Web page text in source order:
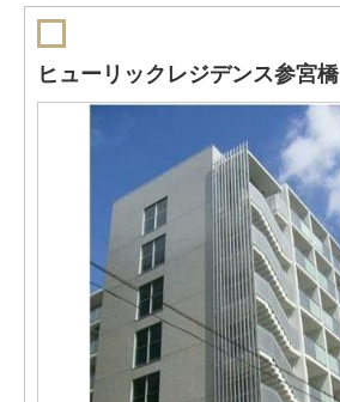
ヒューリックレジデンス参宮橋